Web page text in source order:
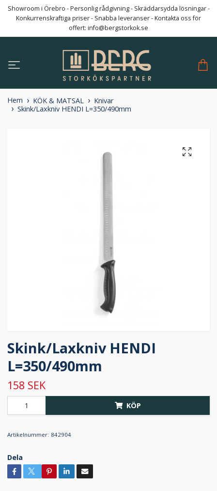
Showroom i Örebro - Personlig rådgivning - Skräddarsydda lösningar -
Konkurrenskraftiga priser - Snabba leveranser - Kontakta oss för
offert: info@bergstorkok.se
Hem KÖK & MATSAL
Knivar
Skink/Laxkniv HENDI L=350/490mm
Skink/Laxkniv HENDI
L=350/490mm
158 SEK
KÖP
Artikelnummer: 842904
Dela